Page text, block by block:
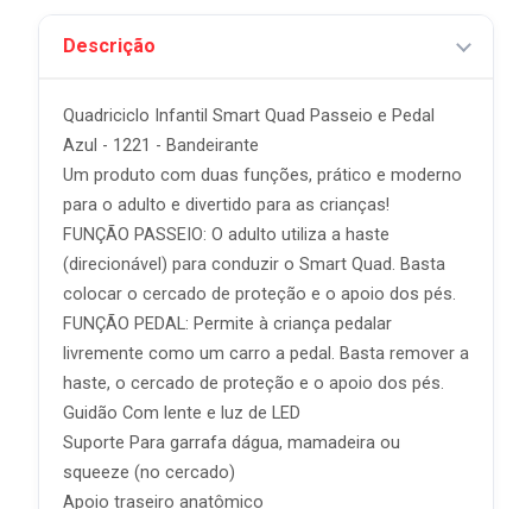
Descrição
Quadriciclo Infantil Smart Quad Passeio e Pedal
Azul - 1221 - Bandeirante
Um produto com duas funções, prático e moderno
para o adulto e divertido para as crianças!
FUNÇÃO PASSEIO: O adulto utiliza a haste
(direcionável) para conduzir o Smart Quad. Basta
colocar o cercado de proteção e o apoio dos pés.
FUNÇÃO PEDAL: Permite à criança pedalar
livremente como um carro a pedal. Basta remover a
haste, o cercado de proteção e o apoio dos pés.
Guidão Com lente e luz de LED
Suporte Para garrafa dágua, mamadeira ou
squeeze (no cercado)
Apoio traseiro anatômico